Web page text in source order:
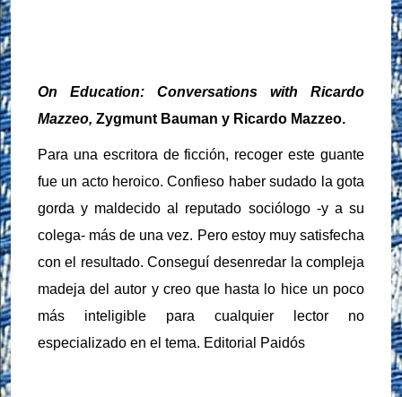
On Education: Conversations with Ricardo
Mazzeo, Zygmunt Bauman y Ricardo Mazzeo.
Para una escritora de ficción, recoger este guante
fue un acto heroico. Confieso haber sudado la gota
gorda y maldecido al reputado sociólogo -y a su
colega- más de una vez. Pero estoy muy satisfecha
con el resultado. Conseguí desenredar la compleja
madeja del autor y creo que hasta lo hice un poco
más inteligible para cualquier lector no
especializado en el tema. Editorial Paidós